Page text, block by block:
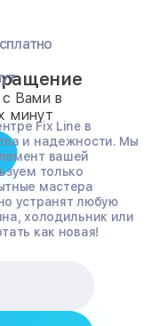
Fix Line в
и надежности. Мы
вашей
только
мастера
устранят любую
холодильник или
как новая!
Вами в
минут